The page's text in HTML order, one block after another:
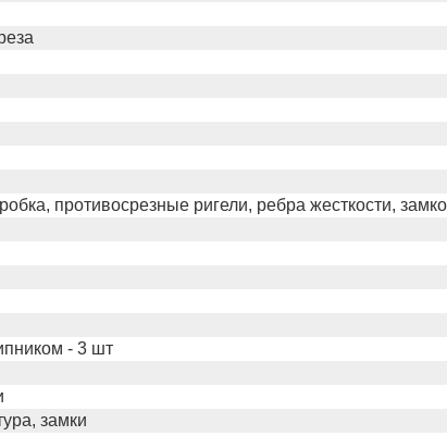
противосрезные ригели, ребра жесткости,
- 3 шт
замки